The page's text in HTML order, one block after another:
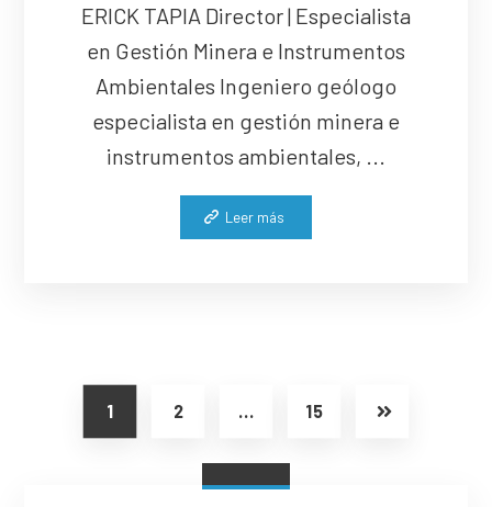
ERICK TAPIA Director | Especialista
en Gestión Minera e Instrumentos
Ambientales Ingeniero geólogo
especialista en gestión minera e
instrumentos ambientales, ...
Leer más
1 2 … 15